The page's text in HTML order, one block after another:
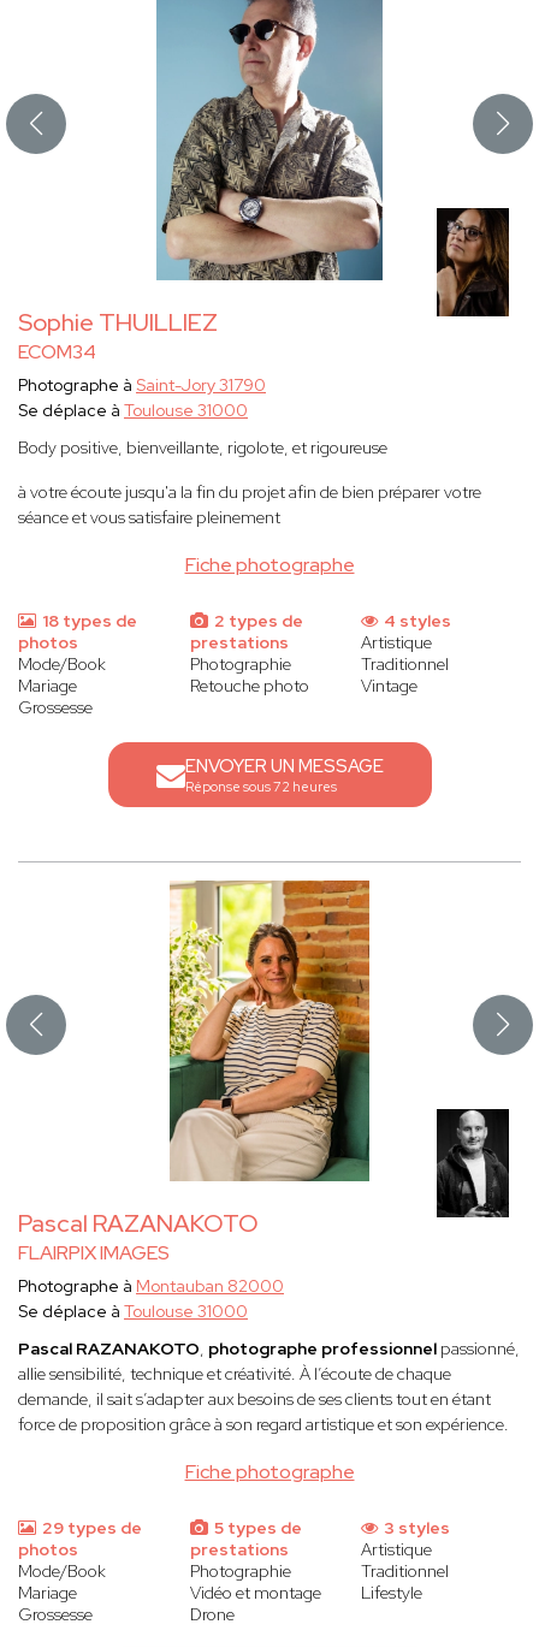
Sophie THUILLIEZ
ECOM34
Fiche photographe
Photographe à Saint-Jory 31790
Se déplace à Toulouse 31000
Body positive, bienveillante, rigolote, et rigoureuse
à votre écoute jusqu'a la fin du projet afin de bien préparer votre
séance et vous satisfaire pleinement
18 types de
photos
Mode/Book
Mariage
Grossesse
2 types de
prestations
Photographie
Retouche photo
4 styles
Artistique
Traditionnel
Vintage
ENVOYER UN MESSAGE
Réponse sous 72 heures
Pascal RAZANAKOTO
FLAIRPIX IMAGES
Fiche photographe
Photographe à Montauban 82000
Se déplace à Toulouse 31000
Pascal RAZANAKOTO, photographe professionnel passionné,
allie sensibilité, technique et créativité. À l’écoute de chaque
demande, il sait s’adapter aux besoins de ses clients tout en étant
force de proposition grâce à son regard artistique et son expérience.
29 types de
photos
Mode/Book
Mariage
Grossesse
5 types de
prestations
Photographie
Vidéo et montage
Drone
3 styles
Artistique
Traditionnel
Lifestyle